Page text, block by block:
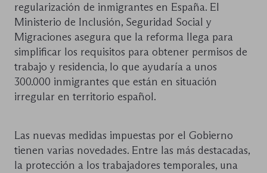
regularización de inmigrantes en España. El
Ministerio de Inclusión, Seguridad Social y
Migraciones asegura que la reforma llega para
simplificar los requisitos para obtener permisos de
trabajo y residencia, lo que ayudaría a unos
300.000 inmigrantes que están en situación
irregular en territorio español.
Las nuevas medidas impuestas por el Gobierno
tienen varias novedades. Entre las más destacadas,
la protección a los trabajadores temporales, una